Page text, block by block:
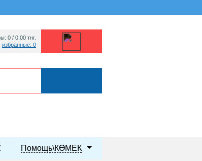
0 / 0.00 тнг.
избранные: 0
Помощь\КӨМЕК